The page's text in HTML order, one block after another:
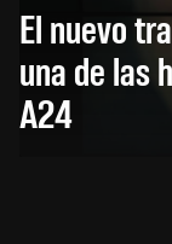
El nuevo
una de las
A24